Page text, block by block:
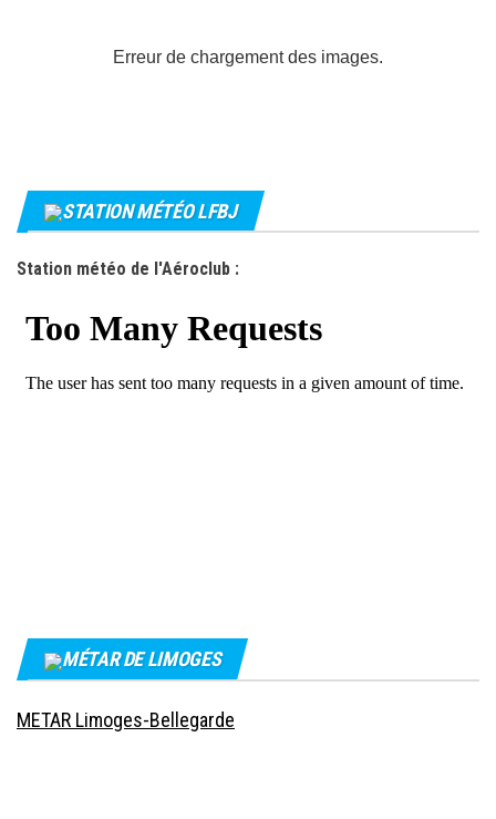
Erreur de chargement des images.
STATION MÉTÉO LFBJ
Station météo de l'Aéroclub :
MÉTAR DE LIMOGES
METAR Limoges-Bellegarde